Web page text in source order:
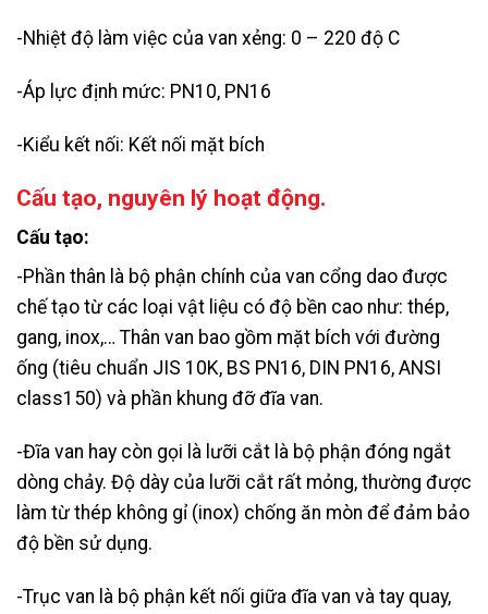
-Nhiệt độ làm việc của van xẻng: 0 – 220 độ C
-Áp lực định mức: PN10, PN16
-Kiểu kết nối: Kết nối mặt bích
Cấu tạo, nguyên lý hoạt động.
Cấu tạo:
-Phần thân là bộ phận chính của van cổng dao được
chế tạo từ các loại vật liệu có độ bền cao như: thép,
gang, inox,… Thân van bao gồm mặt bích với đường
ống (tiêu chuẩn JIS 10K, BS PN16, DIN PN16, ANSI
class150) và phần khung đỡ đĩa van.
-Đĩa van hay còn gọi là lưỡi cắt là bộ phận đóng ngắt
dòng chảy. Độ dày của lưỡi cắt rất mỏng, thường được
làm từ thép không gỉ (inox) chống ăn mòn để đảm bảo
độ bền sử dụng.
-Trục van là bộ phận kết nối giữa đĩa van và tay quay,